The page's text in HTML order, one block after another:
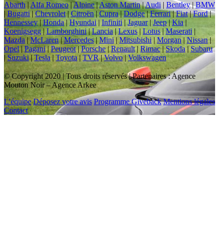
Abarth | Alfa Romeo|Alpine|Aston Martin|Audi | Bentley|BMW
| Bugatti|Chevrolet|Citroën |Cupra | Dodge|Ferrari|Fiat|Ford|
Hennessey| Honda| Hyundai |Infiniti | Jaguar| Jeep|Kia |
Koenigsegg|Lamborghini|Lancia|Lexus | Lotus| Maserati |
Mazda |McLaren|Mercedes | Mini | Mitsubishi | Morgan|Nissan|
Opel | Pagani|Peugeot|Porsche | Renault| Rimac|Skoda | Subaru
| Suzuki|Tesla| Toyota | TVR|Volvo|Volkswagen
© Copyright 2020 | Tous droits réservés | Partenaires : Agence
Mouton Noir – Agence Arkee
L’équipe Déposez votre avis Programme Giveback Mentions légales
Contact